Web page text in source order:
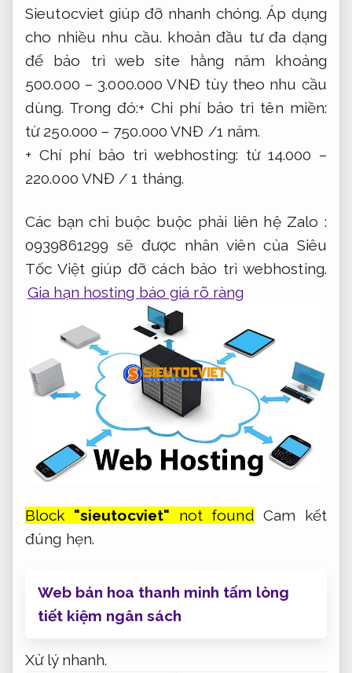
Tốc Việt giúp đỡ cách bảo trì webhosting.
Gia hạn hosting báo giá rõ ràng
Block"sieutocviet" not found
Cam kết
đúng hẹn.
Web bán hoa thanh minh tấm lòng
tiết kiệm ngân sách
Xử lý nhanh.
Đăng ký email ưa
thích người dùng
Thợ sơn cửa chuyên
nghiệp TPHCM